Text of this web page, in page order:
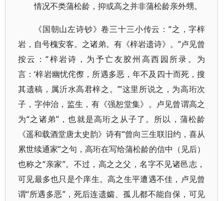
情况不类蒲松龄，抑或高之并非蒲松龄亲外甥。
《国朝山左诗钞》卷三十三小传云：“之，字梓
岩，自号槐安客。之诸弟。有《梓岩遗诗》。”卢见曾
按云：“梓岩诗，为予亡友胶州高西园所录。为
言：‘梓岩幽忧侘傺，所遇多恶，年不及四十而死，搜
其遗稿，属沂水高君梓之。’”这里所说之，为高珩次
子，字仲治，监生，有《强恕堂集》。卢见曾谓高之
为“之诸弟”，也就是高珩之从子了。所以，蒲松龄
《遥和载酒堂唐太史韵》诗有“曾向三生联旧约，喜从
累世续通家”之句，高珩在写给蒲松龄的信中（见后）
也称之“亲家”。不过，高之之父，名字不见诸邑志，
可见最多也只是个庠生。高之生平遭遇不佳，卢见曾
谓“所遇多恶”，死后连遗孀、孤儿都不能自保，可见